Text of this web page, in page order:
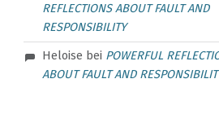
REFLECTIONS ABOUT FAULT AND
RESPONSIBILITY
Heloise bei POWERFUL
ABOUT FAULT AND